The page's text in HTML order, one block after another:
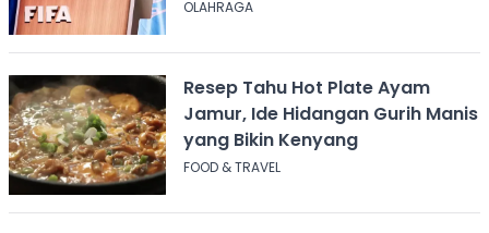
Bola
OLAHRAGA
Resep Tahu Hot Plate Ayam
Jamur, Ide Hidangan Gurih Manis
yang Bikin Kenyang
FOOD & TRAVEL